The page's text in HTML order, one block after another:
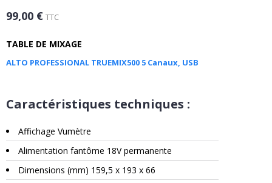
99,00 € TTC
TABLE DE MIXAGE
ALTO PROFESSIONAL TRUEMIX500 5 Canaux, USB
Caractéristiques techniques :
Affichage Vumètre
Alimentation fantôme 18V permanente
Dimensions (mm) 159,5 x 193 x 66